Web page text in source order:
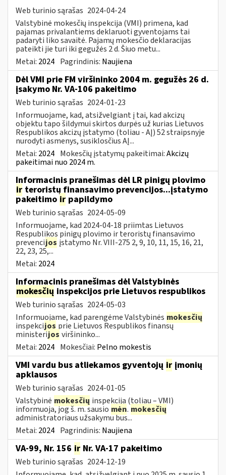
Web turinio sąrašas 2024-04-24
Valstybinė mokesčių inspekcija (VMI) primena, kad
pajamas privalantiems deklaruoti gyventojams tai
padaryti liko savaitė. Pajamų mokesčio deklaracijas
pateikti jie turi iki gegužės 2 d. Šiuo metu...
Metai: 2024 Pagrindinis: Naujiena
Dėl VMI prie FM viršininko 2004 m. gegužės 26 d.
įsakymo Nr. VA-106 pakeitimo
Web turinio sąrašas 2024-01-23
Informuojame, kad, atsižvelgiant į tai, kad akcizų
objektu tapo šildymui skirtos durpės už kurias Lietuvos
Respublikos akcizų įstatymo (toliau - AĮ) 52 straipsnyje
nurodyti asmenys, susiklosčius AĮ...
Metai: 2024 Mokesčių įstatymų pakeitimai:Akcizų
pakeitimai nuo 2024 m.
Informacinis pranešimas dėl LR pinigų plovimo
ir teroristų finansavimo prevencijos...įstatymo
pakeitimo ir papildymo
Web turinio sąrašas 2024-05-09
Informuojame, kad 2024-04-18 priimtas Lietuvos
Respublikos pinigų plovimo ir teroristų finansavimo
prevencijos įstatymo Nr. VIII-275 2, 9, 10, 11, 15, 16, 21,
22, 23, 25,...
Metai: 2024
Informacinis pranešimas dėl Valstybinės
mokesčių inspekcijos prie Lietuvos respublikos
Web turinio sąrašas 2024-05-03
Informuojame, kad parengėme Valstybinės mokesčių
inspekcijos prie Lietuvos Respublikos finansų
ministerijos viršininko...
Metai: 2024 Mokesčiai: Pelno mokestis
VMI vardu bus atliekamos gyventojų ir įmonių
apklausos
Web turinio sąrašas 2024-01-05
Valstybinė mokesčių inspekcija (toliau – VMI)
informuoja, jog š. m. sausio mėn. mokesčių
administratoriaus užsakymu bus...
Metai: 2024 Pagrindinis: Naujiena
VA-99, Nr. 156 ir Nr. VA-17 pakeitimo
Web turinio sąrašas 2024-12-19